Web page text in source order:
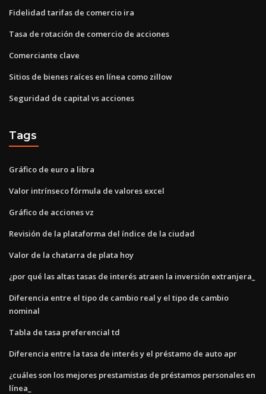
Fidelidad tarifas de comercio ira
Tasa de rotación de comercio de acciones
Comerciante clave
Sitios de bienes raíces en línea como zillow
Seguridad de capital vs acciones
Tags
Gráfico de euro a libra
Valor intrínseco fórmula de valores excel
Gráfico de acciones vz
Revisión de la plataforma del índice de la ciudad
Valor de la chatarra de plata hoy
¿por qué las altas tasas de interés atraen la inversión extranjera_
Diferencia entre el tipo de cambio real y el tipo de cambio
nominal
Tabla de tasa preferencial td
Diferencia entre la tasa de interés y el préstamo de auto apr
¿cuáles son los mejores prestamistas de préstamos personales en
línea_